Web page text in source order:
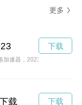
更多
加速器，2023年发布了最新
下载
载 下载